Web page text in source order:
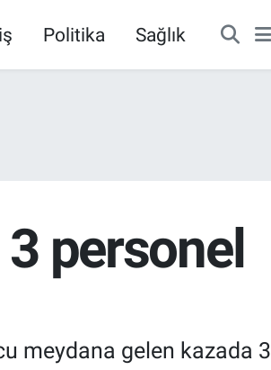
Politika Sağlık
3 personel
meydana gelen kazada 3